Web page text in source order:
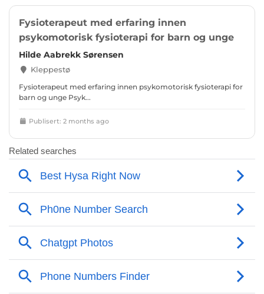
Fysioterapeut med erfaring innen
psykomotorisk fysioterapi for barn og unge
Hilde Aabrekk Sørensen
Kleppestø
Fysioterapeut med erfaring innen psykomotorisk fysioterapi for
barn og unge Psyk...
Publisert: 2 months ago